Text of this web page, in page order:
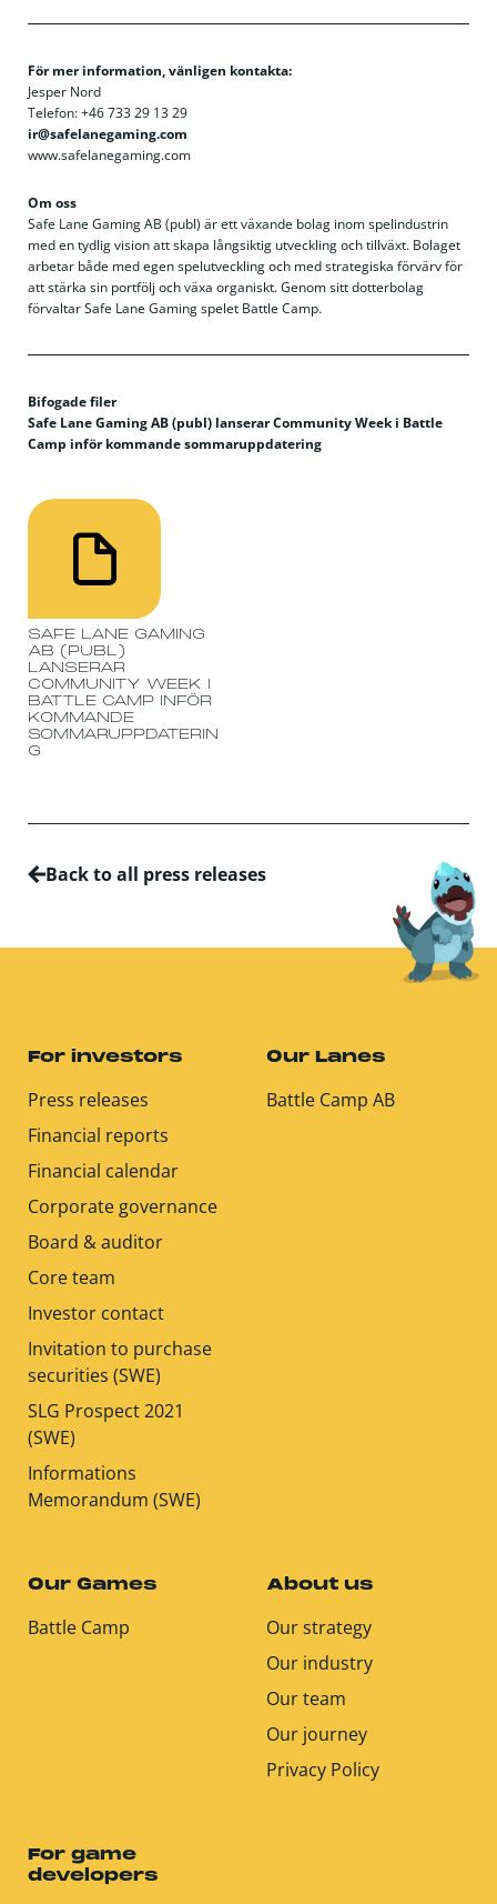
För mer information, vänligen kontakta:
Jesper Nord
Telefon: +46 733 29 13 29
ir@safelanegaming.com
www.safelanegaming.com
Om oss
Safe Lane Gaming AB (publ) är ett växande bolag inom spelindustrin
med en tydlig vision att skapa långsiktig utveckling och tillväxt. Bolaget
arbetar både med egen spelutveckling och med strategiska förvärv för
att stärka sin portfölj och växa organiskt. Genom sitt dotterbolag
förvaltar Safe Lane Gaming spelet Battle Camp.
Bifogade filer
Safe Lane Gaming AB (publ) lanserar Community Week i Battle
Camp inför kommande sommaruppdatering
SAFE LANE GAMING
AB (PUBL)
LANSERAR
COMMUNITY WEEK I
BATTLE CAMP INFÖR
KOMMANDE
SOMMARUPPDATERIN
G
Back to all press releases
For investors
Press releases
Financial reports
Financial calendar
Corporate governance
Board & auditor
Core team
Investor contact
Invitation to purchase
securities (SWE)
SLG Prospect 2021
(SWE)
Informations
Memorandum (SWE)
Our Lanes
Battle Camp AB
Our Games
Battle Camp
About us
Our strategy
Our industry
Our team
Our journey
Privacy Policy
For game
developers